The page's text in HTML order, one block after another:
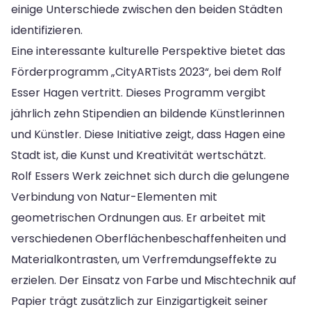
einige Unterschiede zwischen den beiden Städten
identifizieren.
Eine interessante kulturelle Perspektive bietet das
Förderprogramm „CityARTists 2023“, bei dem Rolf
Esser Hagen vertritt. Dieses Programm vergibt
jährlich zehn Stipendien an bildende Künstlerinnen
und Künstler. Diese Initiative zeigt, dass Hagen eine
Stadt ist, die Kunst und Kreativität wertschätzt.
Rolf Essers Werk zeichnet sich durch die gelungene
Verbindung von Natur-Elementen mit
geometrischen Ordnungen aus. Er arbeitet mit
verschiedenen Oberflächenbeschaffenheiten und
Materialkontrasten, um Verfremdungseffekte zu
erzielen. Der Einsatz von Farbe und Mischtechnik auf
Papier trägt zusätzlich zur Einzigartigkeit seiner